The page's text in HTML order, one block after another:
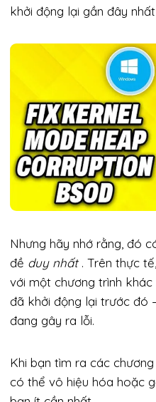
khởi động lại gần đây
Nhưng hãy nhớ rằng, đó
đề duy nhất. Trên thực
với một chương trình
đã khởi động lại trước đó
đang gây ra lỗi.
Khi bạn tìm ra các
có thể vô hiệu hóa hoặc